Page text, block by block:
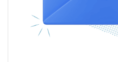
比較長者實際可獲的保
障額及不保事項。